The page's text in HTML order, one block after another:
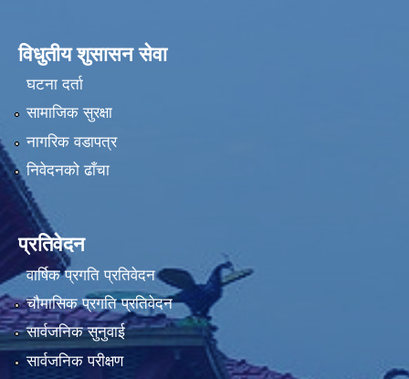
विधुतीय शुसासन सेवा
घटना दर्ता
सामाजिक सुरक्षा
नागरिक वडापत्र
निवेदनको ढाँचा
प्रतिवेदन
वार्षिक प्रगति प्रतिवेदन
चौमासिक प्रगति प्रतिवेदन
सार्वजनिक सुनुवाई
सार्वजनिक परीक्षण